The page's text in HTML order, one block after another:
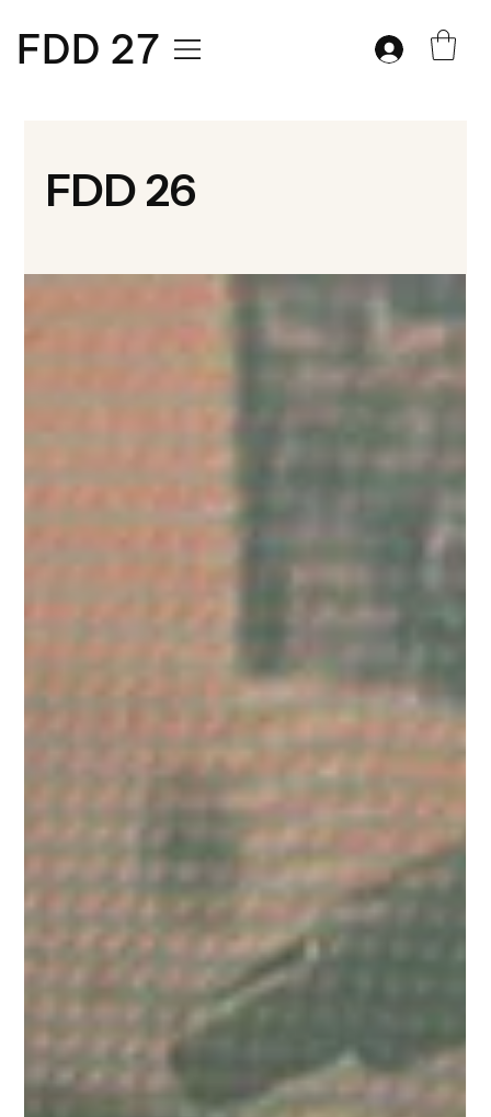
FDD 27
FDD 26